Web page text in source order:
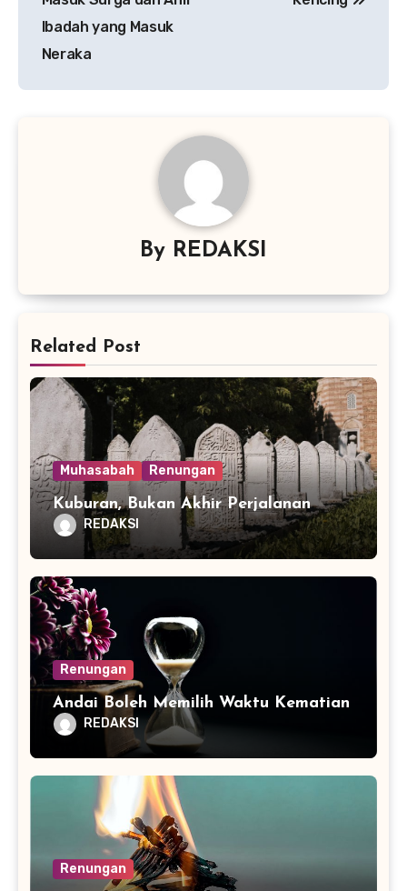
Ibadah yang Masuk
Neraka
By REDAKSI
Related Post
Muhasabah Renungan
Kuburan, Bukan Akhir Perjalanan
REDAKSI
Renungan
Andai Boleh Memilih Waktu Kematian
REDAKSI
Renungan